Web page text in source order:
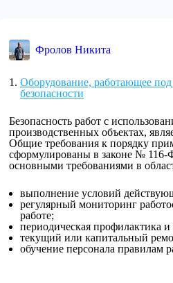
Фролов Никита
Оборудование, работающее
безопасности
Безопасность работ с
производственных объектах,
Общие требования к порядку
сформулированы в законе №
основными требованиями в
выполнение условий
регулярный мониторинг
работе;
периодическая профилактика
текущий или капитальный
обучение персонала правилам